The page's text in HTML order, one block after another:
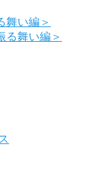
舞い編＞
る舞い編＞